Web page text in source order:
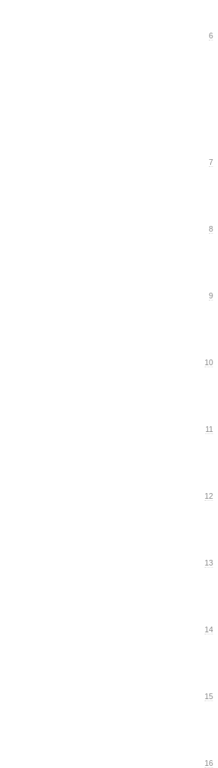
6
7
8
9
10
11
12
13
14
15
16